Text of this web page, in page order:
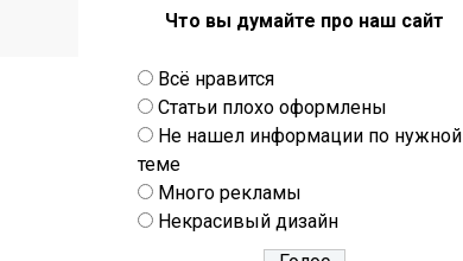
Что вы думайте про наш сайт
Всё нравится
Статьи плохо оформлены
Не нашел информации по нужной
теме
Много рекламы
Некрасивый дизайн